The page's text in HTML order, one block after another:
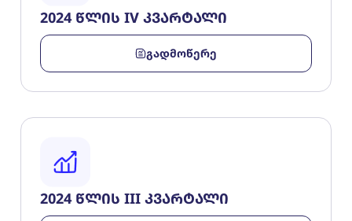
2024 წლის IV კვარტალი
გადმოწერე
2024 წლის III კვარტალი